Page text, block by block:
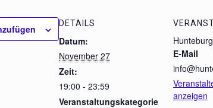
DETAILS
Datum:
November 27
Zeit:
19:00 - 23:59
Veranstaltungskategorie
E-Mail
anzeigen